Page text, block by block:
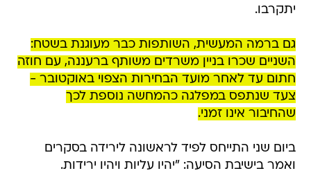
יתקרבו.
גם ברמה המעשית, השותפות כבר מעוגנת בשטח:
השניים שכרו בניין משרדים משותף ברעננה, עם חוזה
חתום עד לאחר מועד הבחירות הצפוי באוקטובר -
צעד שנתפס במפלגה כהמחשה נוספת לכך
שהחיבור אינו זמני.
ביום שני התייחס לפיד לראשונה לירידה בסקרים
ואמר בישיבת הסיעה: "יהיו עליות ויהיו ירידות.